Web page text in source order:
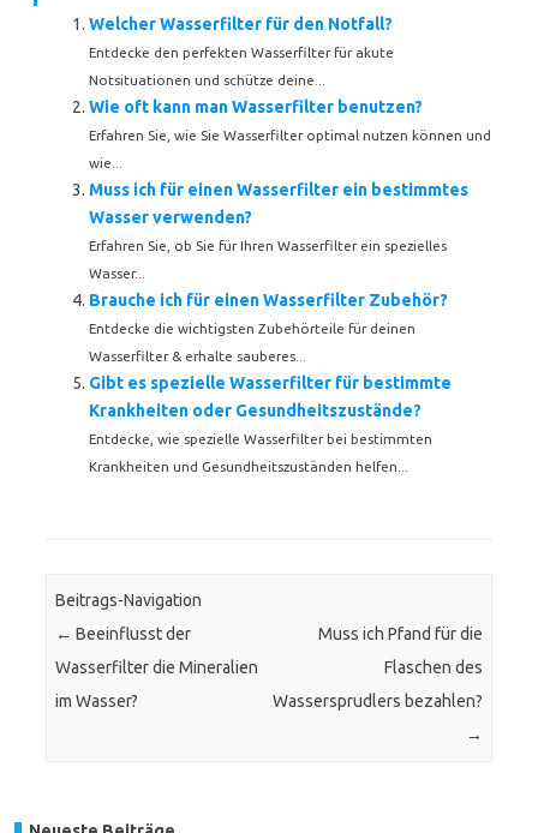
Welcher Wasserfilter für den Notfall?
Entdecke den perfekten Wasserfilter für akute
Notsituationen und schütze deine...
Wie oft kann man Wasserfilter benutzen?
Erfahren Sie, wie Sie Wasserfilter optimal nutzen können und
wie...
Muss ich für einen Wasserfilter ein bestimmtes
Wasser verwenden?
Erfahren Sie, ob Sie für Ihren Wasserfilter ein spezielles
Wasser...
Brauche ich für einen Wasserfilter Zubehör?
Entdecke die wichtigsten Zubehörteile für deinen
Wasserfilter & erhalte sauberes...
Gibt es spezielle Wasserfilter für bestimmte
Krankheiten oder Gesundheitszustände?
Entdecke, wie spezielle Wasserfilter bei bestimmten
Krankheiten und Gesundheitszuständen helfen...
Beitrags-Navigation
← Beeinflusst der
Wasserfilter die Mineralien
im Wasser?
Muss ich Pfand für die
Flaschen des
Wassersprudlers bezahlen?
→